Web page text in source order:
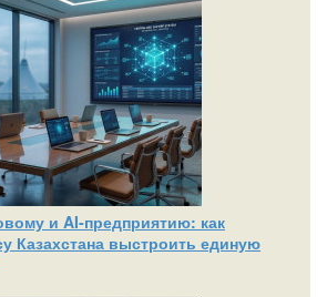
и AI‑предприятию: как
Казахстана выстроить единую